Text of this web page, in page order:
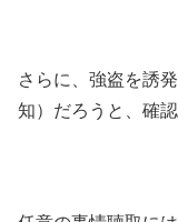
さらに、強盗を誘
知）だろうと、確認